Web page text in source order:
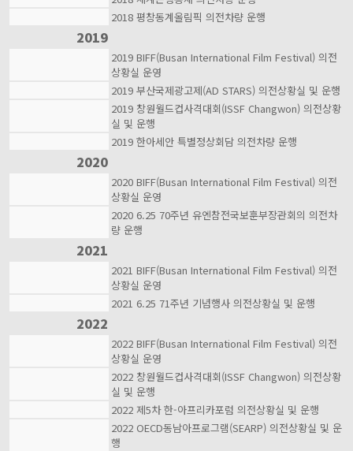
2018 평창동계올림픽 의전차량 운행
2019
2019 BIFF(Busan International Film Festival) 의전
상황실 운영
2019 부산국제광고제(AD STARS) 의전상황실 및 운행
2019 창원월드컵사격대회(ISSF Changwon) 의전상황
실 및 운행
2019 한아세안 특별정상회담 의전차량 운행
2020
2020 BIFF(Busan International Film Festival) 의전
상황실 운영
2020 6.25 70주년 유엔참전국보훈부장관회의 의전차
량 운행
2021
2021 BIFF(Busan International Film Festival) 의전
상황실 운영
2021 6.25 71주년 기념행사 의전상황실 및 운행
2022
2022 BIFF(Busan International Film Festival) 의전
상황실 운영
2022 창원월드컵사격대회(ISSF Changwon) 의전상황
실 및 운행
2022 제5차 한-아프리카포럼 의전상황실 및 운행
2022 OECD동남아프로그램(SEARP) 의전상황실 및 운
행